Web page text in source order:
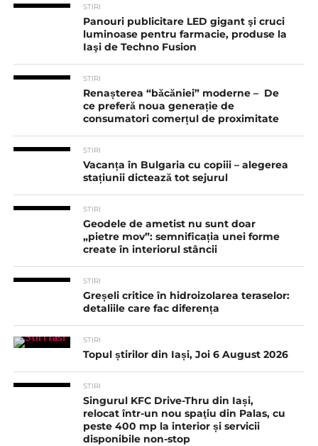
STIRI
Panouri publicitare LED gigant şi cruci
luminoase pentru farmacie, produse la
Iaşi de Techno Fusion
STIRI
Renașterea “băcăniei” moderne – De
ce preferă noua generație de
consumatori comerțul de proximitate
STIRI
Vacanța în Bulgaria cu copiii – alegerea
stațiunii dictează tot sejurul
STIRI
Geodele de ametist nu sunt doar
„pietre mov”: semnificația unei forme
create în interiorul stâncii
STIRI
Greșeli critice în hidroizolarea teraselor:
detaliile care fac diferența
STIRI
Topul știrilor din Iași, Joi 6 August 2026
STIRI
Singurul KFC Drive-Thru din Iași,
relocat într-un nou spaţiu din Palas, cu
peste 400 mp la interior și servicii
disponibile non-stop